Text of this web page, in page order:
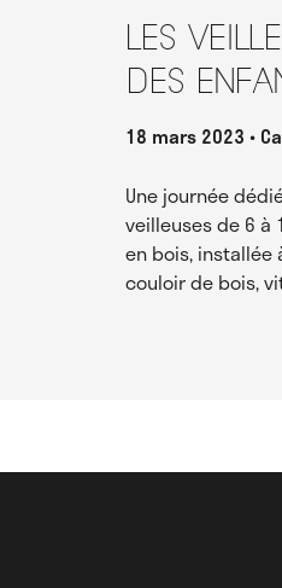
Les
des
18 mars 2023
Une journée
veilleuses de 6 à
en bois, installée
couloir de bois,